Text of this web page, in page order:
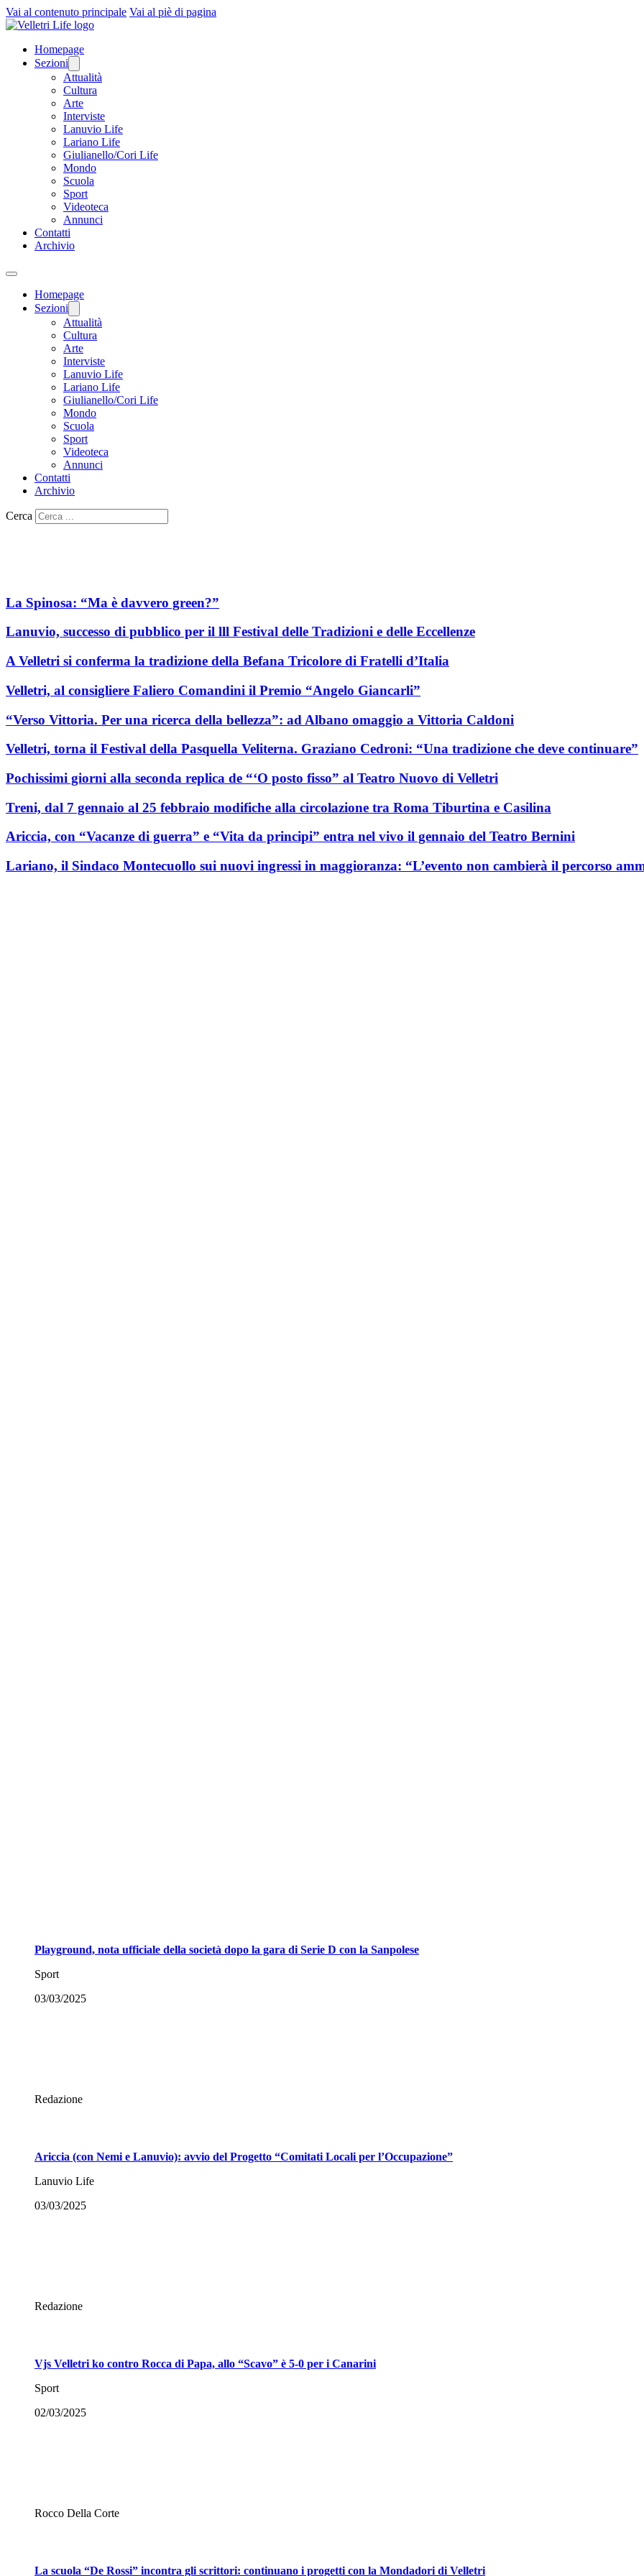
Vai al contenuto principale Vai al piè di pagina
Homepage
Sezioni
Attualità
Cultura
Arte
Interviste
Lanuvio Life
Lariano Life
Giulianello/Cori Life
Mondo
Scuola
Sport
Videoteca
Annunci
Contatti
Archivio
Homepage
Sezioni
Attualità
Cultura
Arte
Interviste
Lanuvio Life
Lariano Life
Giulianello/Cori Life
Mondo
Scuola
Sport
Videoteca
Annunci
Contatti
Archivio
Cerca
La Spinosa: “Ma è davvero green?”
Lanuvio, successo di pubblico per il lll Festival delle Tradizioni e delle Eccellenze
A Velletri si conferma la tradizione della Befana Tricolore di Fratelli d’Italia
Velletri, al consigliere Faliero Comandini il Premio “Angelo Giancarli”
“Verso Vittoria. Per una ricerca della bellezza”: ad Albano omaggio a Vittoria Caldoni
Velletri, torna il Festival della Pasquella Veliterna. Graziano Cedroni: “Una tradizione che deve continuare”
Pochissimi giorni alla seconda replica de “‘O posto fisso” al Teatro Nuovo di Velletri
Treni, dal 7 gennaio al 25 febbraio modifiche alla circolazione tra Roma Tiburtina e Casilina
Ariccia, con “Vacanze di guerra” e “Vita da principi” entra nel vivo il gennaio del Teatro Bernini
Lariano, il Sindaco Montecuollo sui nuovi ingressi in maggioranza: “L’evento non cambierà il percorso
Playground, nota ufficiale della società dopo la gara di Serie D con la Sanpolese
Sport
03/03/2025
Redazione
Ariccia (con Nemi e Lanuvio): avvio del Progetto “Comitati Locali per l’Occupazione”
Lanuvio Life
03/03/2025
Redazione
Vjs Velletri ko contro Rocca di Papa, allo “Scavo” è 5-0 per i Canarini
Sport
02/03/2025
Rocco Della Corte
La scuola “De Rossi” incontra gli scrittori: continuano i progetti con la Mondadori di Velletri